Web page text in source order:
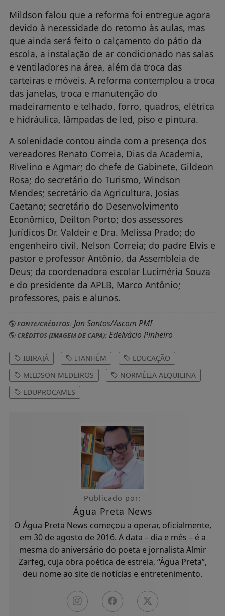
Mildson falou que a reforma foi entregue agora
devido à necessidade do retorno às aulas, mas
que ainda será feito o calçamento do pátio da
escola, a instalação de ar condicionado nas salas
e ventiladores na área, além da troca das
carteiras e móveis. A reforma contemplou a troca
das janelas, troca e manutenção do
madeiramento e telhado, forro, quadros, elétrica
e hidráulica, lâmpadas de led, piso e pintura.
A solenidade contou ainda com a presença dos
vereadores Renato Correia, Dias da Academia,
Rivelino e Agmar; do chefe de Gabinete, Gildeon
Rosa; do secretário do Turismo, Windson
Mendes; secretário da Agricultura, Josias
Caetano; secretário do Desenvolvimento
Econômico, Deilton Porto; dos assessores
Jurídicos Dr. Valdeir e Dra. Melissa Prado; do
engenheiro civil, Nelson Correia; do padre Elvis e
pastor e professor Antônio, da Assembleia de
Deus; da coordenadora escolar Luciméria Souza
e do presidente da APLB, Marco Antônio;
professores, pais e alunos.
FONTE/CRÉDITOS:Jan Santos/Ascom PMI
CRÉDITOS (IMAGEM DE CAPA):Edelvácio Pinheiro
IBIRAJÁ ITANHÉM
EDUCAÇÃO
MILDSON MEDEIROS
NORMÉLIA ALQUILINA
EDUPROCAMES
Publicado por:
Água Preta News
O Água Preta News começou a operar, oficialmente,
em 30 de agosto de 2016. A data – dia e mês – é a
mesma do aniversário do poeta e jornalista Almir
Zarfeg, cuja obra poética de estreia, “Água Preta”,
deu nome ao site de notícias e entretenimento.